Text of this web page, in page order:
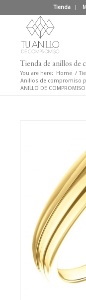
Tienda
Tienda de anillos de
You are here: Home /
Anillos de compromiso
ANILLO DE